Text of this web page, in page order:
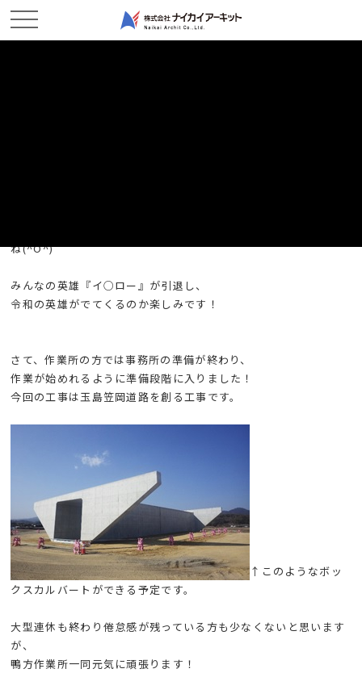
ね(^O^)
みんなの英雄『イ○ロー』が引退し、
令和の英雄がでてくるのか楽しみです！
さて、作業所の方では事務所の準備が終わり、
作業が始めれるように準備段階に入りました！
今回の工事は玉島笠岡道路を創る工事です。
↑このようなボッ
クスカルバートができる予定です。
大型連休も終わり倦怠感が残っている方も少なくないと思います
が、
鴨方作業所一同元気に頑張ります！